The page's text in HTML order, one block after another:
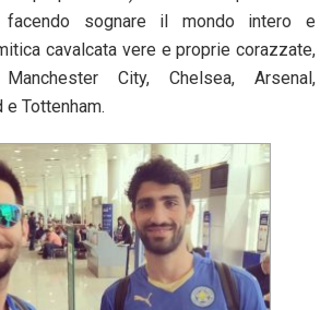
facendo sognare il mondo intero e
cavalcata vere e proprie corazzate,
City, Chelsea, Arsenal,
e Tottenham.